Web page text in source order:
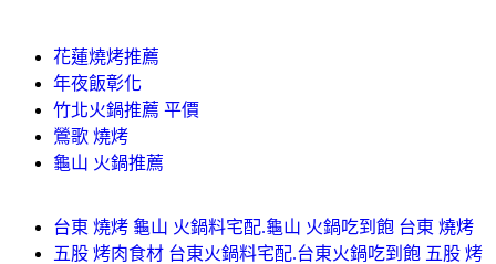
花蓮燒烤推薦
年夜飯彰化
竹北火鍋推薦 平價
鶯歌 燒烤
龜山 火鍋推薦
台東 燒烤 龜山 火鍋料宅配.龜山 火鍋吃到飽 台東 燒烤
五股 烤肉食材 台東火鍋料宅配.台東火鍋吃到飽 五股 烤